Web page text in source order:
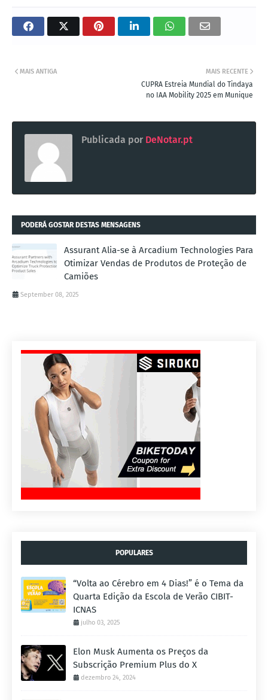
MAIS RECENTE
CUPRA Estreia Mundial do Tindaya
no IAA Mobility 2025 em Munique
MAIS ANTIGA
Publicada por DeNotar.pt
PODERÁ GOSTAR DESTAS MENSAGENS
Assurant Alia-se à Arcadium Technologies Para
Otimizar Vendas de Produtos de Proteção de
Camiões
September 08, 2025
POPULARES
“Volta ao Cérebro em 4 Dias!” é o Tema da
Quarta Edição da Escola de Verão CIBIT-
ICNAS
julho 03, 2025
Elon Musk Aumenta os Preços da
Subscrição Premium Plus do X
dezembro 24, 2024